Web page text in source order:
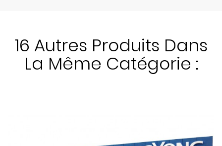
16 Autres Produits Dans
La Même Catégorie :